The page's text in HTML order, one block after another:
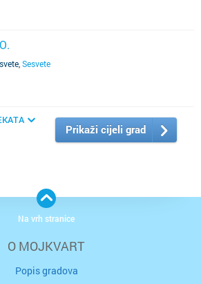
Sesvete
Prikaži cijeli grad
O MOJKVART
Popis gradova
Na vrh stranice